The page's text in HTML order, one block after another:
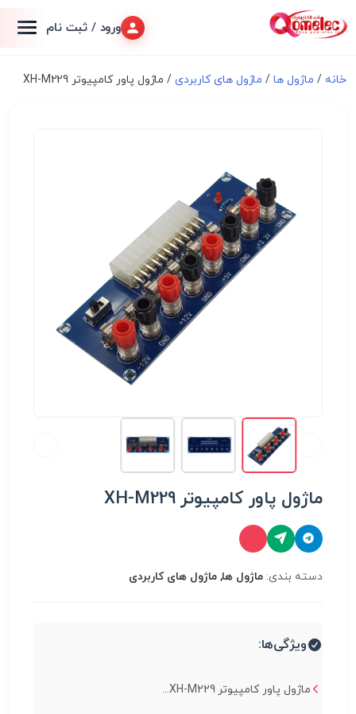
ورود / ثبت نام
خانه / ماژول ها/ ماژول های کاربردی/ ماژول پاور کامپیوتر XH-M229
ماژول پاور کامپیوتر XH-M229
دسته بندی: ماژول ها, ماژول های کاربردی
ویژگی‌ها:
ماژول پاور کامپیوتر XH-M229...